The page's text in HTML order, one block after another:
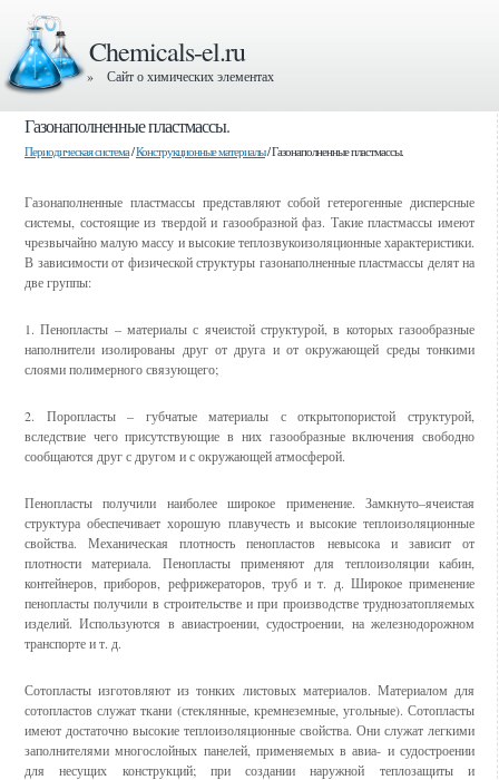
Chemicals-el.ru
» Сайт о химических элементах
Газонаполненные пластмассы.
Периодическая система/Конструкционные материалы/ Газонаполненные пластмассы.
Газонаполненные пластмассы представляют собой гетерогенные дисперсные
системы, состоящие из твердой и газообразной фаз. Такие пластмассы имеют
чрезвычайно малую массу и высокие теплозвукоизоляционные характеристики.
В зависимости от физической структуры газонаполненные пластмассы делят на
две группы:
1. Пенопласты – материалы с ячеистой структурой, в которых газообразные
наполнители изолированы друг от друга и от окружающей среды тонкими
слоями полимерного связующего;
2. Поропласты – губчатые материалы с открытопористой структурой,
вследствие чего присутствующие в них газообразные включения свободно
сообщаются друг с другом и с окружающей атмосферой.
Пенопласты получили наиболее широкое применение. Замкнуто–ячеистая
структура обеспечивает хорошую плавучесть и высокие теплоизоляционные
свойства. Механическая плотность пенопластов невысока и зависит от
плотности материала. Пенопласты применяют для теплоизоляции кабин,
контейнеров, приборов, рефрижераторов, труб и т. д. Широкое применение
пенопласты получили в строительстве и при производстве труднозатопляемых
изделий. Используются в авиастроении, судостроении, на железнодорожном
транспорте и т. д.
Сотопласты изготовляют из тонких листовых материалов. Материалом для
сотопластов служат ткани (стеклянные, кремнеземные, угольные). Сотопласты
имеют достаточно высокие теплоизоляционные свойства. Они служат легкими
заполнителями многослойных панелей, применяемых в авиа- и судостроении
для несущих конструкций; при создании наружной теплозащиты и